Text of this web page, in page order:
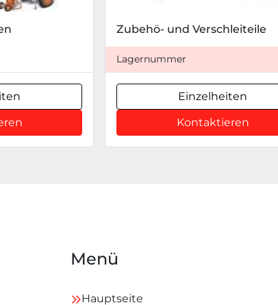
Zubehö- und Verschleiteile
Lagernummer
Einzelheiten
Kontaktieren
Menü
Hauptseite